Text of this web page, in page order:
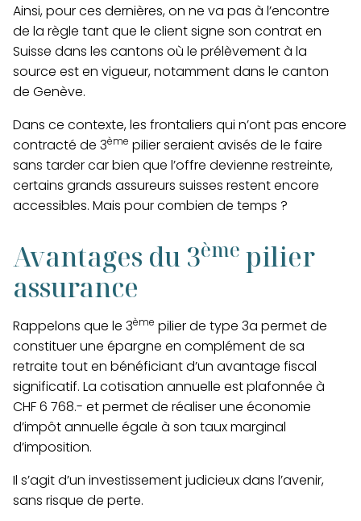
Ainsi, pour ces dernières, on ne va pas à l’encontre
de la règle tant que le client signe son contrat en
Suisse dans les cantons où le prélèvement à la
source est en vigueur, notamment dans le canton
de Genève.
Dans ce contexte,les frontaliers qui n’ont pas encore
contracté de 3ème pilier seraient avisés de le faire
sans tardercar bien que l’offre devienne restreinte,
certains grands assureurs suisses restent encore
accessibles. Mais pour combien de temps ?
Avantages du 3ème pilier
assurance
Rappelons que le 3ème pilier de type 3a permet de
constituer une épargne en complément de sa
retraite tout en bénéficiant d’un avantage fiscal
significatif. La cotisation annuelle est plafonnée à
CHF 6 768.- et permet de réaliser une économie
d’impôt annuelle égale à son taux marginal
d’imposition.
Il s’agit d’un investissement judicieux dans l’avenir,
sans risque de perte.